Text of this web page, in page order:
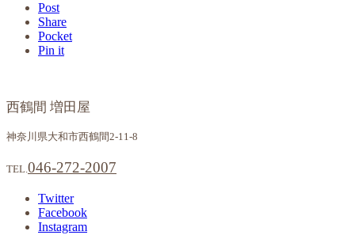
Post
Share
Pocket
Pin it
西鶴間 増田屋
神奈川県大和市西鶴間2-11-8
TEL.046-272-2007
Twitter
Facebook
Instagram